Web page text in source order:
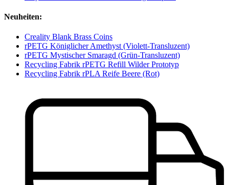
Neuheiten:
Creality Blank Brass Coins
rPETG Königlicher Amethyst (Violett-Transluzent)
rPETG Mystischer Smaragd (Grün-Transluzent)
Recycling Fabrik rPETG Refill Wilder Prototyp
Recycling Fabrik rPLA Reife Beere (Rot)